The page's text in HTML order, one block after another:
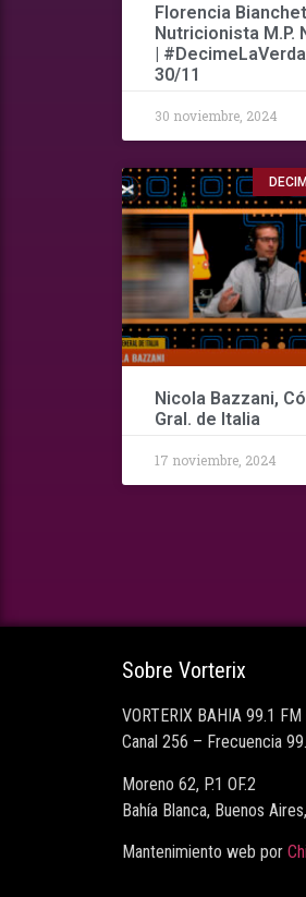
Florencia
Nutricionista M.P.
|
30/11
30 noviembre, 2024
Nicola Bazzani,
Gral. de Italia
17 noviembre, 2024
Sobre Vorterix
VORTERIX BAHIA 99.1
Canal 256 – Frecuencia
Moreno 62, P.1 OF.2
Bahía Blanca, Buenos
Mantenimiento web por